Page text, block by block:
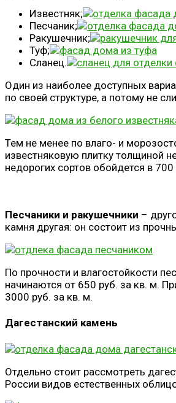
Известняк;
Песчаник;
Ракушечник;
Туф;
Сланец.
Один из наиболее доступных
по своей структуре, а потому не
Тем не менее по влаго- и
известняковую плитку толщиной
недорогих сортов обойдется в
Песчаники и ракушечники –
камня другая: он состоит из
По прочности и влагостойкости
начинаются от 650 руб. за кв. м.
3000 руб. за кв. м.
Дагестанский камень
Отдельно стоит рассмотреть
России видов естественных